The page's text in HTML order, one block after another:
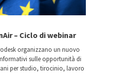
– Ciclo di webinar
organizzano un nuovo
sulle opportunità di
per studio, tirocinio, lavoro